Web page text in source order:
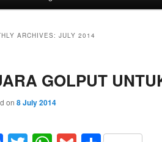
ARCHIVES: JULY 2014
GOLPUT
on 8 July 2014